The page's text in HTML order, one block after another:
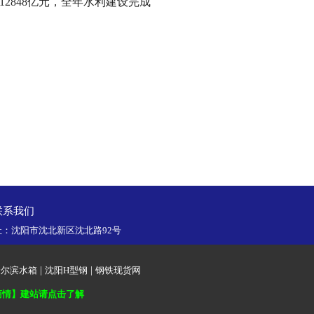
系我们
阳市沈北新区沈北路92号
滨水箱 沈阳H型钢 钢铁现货网
】建站请点击了解